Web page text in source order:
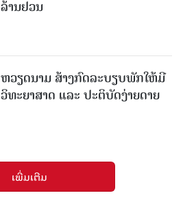
ລ້ານຢວນ
ຫວຽດນາມ ສ້າງກົດລະບຽບພັກໃຫ້ມີ
ວິທະຍາສາດ ແລະ ປະຕິບັດງ່າຍດາຍ
ເພີ່ມເຕີມ